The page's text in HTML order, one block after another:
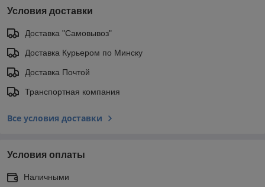
Условия доставки
Доставка "Самовывоз"
Доставка Курьером по Минску
Доставка Почтой
Транспортная компания
Все условия доставки
Условия оплаты
Наличными